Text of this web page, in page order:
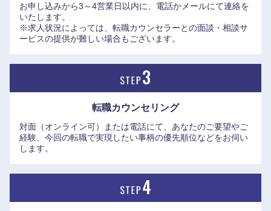
お申し込みから3～4営業日以内に、電話かメールにて連絡を
いたします。
※求人状況によっては、転職カウンセラーとの面談・相談サ
ービスの提供が難しい場合もございます。
転職カウンセリング
対面（オンライン可）または電話にて、あなたのご要望やご
経験、今回の転職で実現したい事柄の優先順位などをお伺い
します。